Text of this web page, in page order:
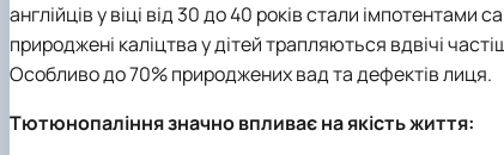
англійців у віці від 30 до 40 років стали
природжені каліцтва у дітей трапляються вдвічі
Особливо до 70% природжених вад та дефектів лиця.
Тютюнопаління значно впливає на якість життя: